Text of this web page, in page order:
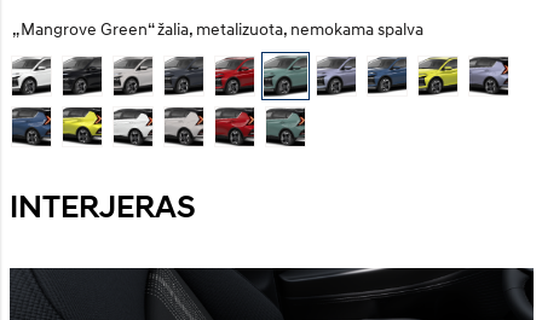
„Mangrove Green“ žalia, metalizuota, nemokama spalva
INTERJERAS